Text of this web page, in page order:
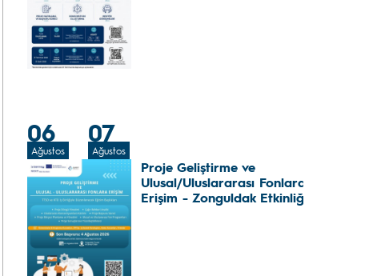
06
Ağustos
07
Ağustos
Proje Geliştirme ve
Ulusal/Uluslararası Fonlara
Erişim - Zonguldak Etkinliği